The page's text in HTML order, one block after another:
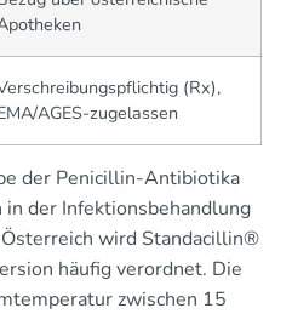
(Rx),
AGES-zugelassen
der Penicillin-Antibiotika
der Infektionsbehandlung
wird Standacillin®
häufig verordnet. Die
zwischen 15